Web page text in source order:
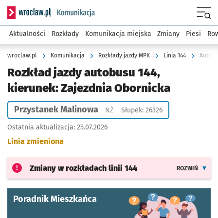
Serwis informacyjny wroclaw.pl podserwis: Komunikacja
Aktualności Rozkłady Komunikacja miejska Zmiany Piesi
wroclaw.pl Komunikacja Rozkłady jazdy MPK Linia 144
Rozkład jazdy autobusu 144,
kierunek: Zajezdnia Obornicka
Przystanek Malinowa NŻPrzystanek na życzenie
Słupek: 26326
Ostatnia aktualizacja: 25.07.2026
Linia zmieniona
Zmiany w rozkładach linii 144 ROZWIŃ
Poradnik Mieszkańca